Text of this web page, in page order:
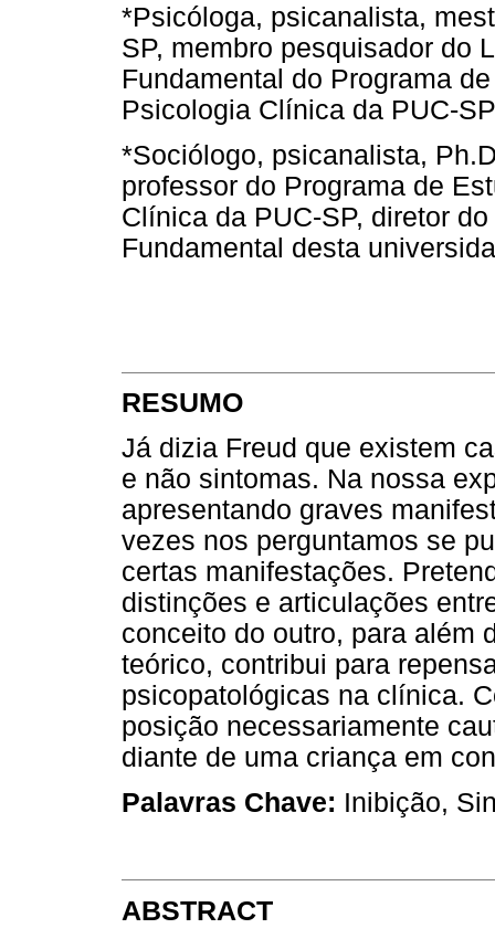
*Psicóloga, psicanalista,
SP, membro pesquisador do
Fundamental do Programa
Psicologia Clínica da PUC-
*Sociólogo, psicanalista,
professor do Programa de
Clínica da PUC-SP, diretor
Fundamental desta
RESUMO
Já dizia Freud que existem
e não sintomas. Na nossa
apresentando graves
vezes nos perguntamos se
certas manifestações.
distinções e articulações
conceito do outro, para além
teórico, contribui para
psicopatológicas na clínica.
posição necessariamente
diante de uma criança em
Palavras Chave: Inibição,
ABSTRACT